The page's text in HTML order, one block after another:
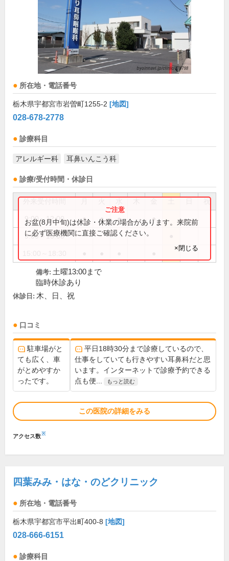
所在地・電話番号
栃木県宇都宮市岩曽町1255-2 [地図]
028-678-2778
診療科目
アレルギー科 耳鼻いんこう科
診療/受付時間・休診日
祝
9:00～12:00 ● ● ● ●
9:00～13:00
お盆(8月中旬)は休診・休業の場合があります。来院前
に必ず医療機関に直接ご確認ください。
×閉じる
備考: 土曜13:00まで
臨時休診あり
休診日: 木、日、祝
口コミ
駐車場がと
ても広く、車
がとめやすか
ったです。
平日18時30分まで診療しているので、
仕事をしていても行きやすい耳鼻科だと思
います。インターネットで診療予約できる
点も便...
もっと読む
この医院の詳細をみる
アクセス数※
四葉みみ・はな・のどクリニック
所在地・電話番号
栃木県宇都宮市平出町400-8 [地図]
028-666-6151
診療科目